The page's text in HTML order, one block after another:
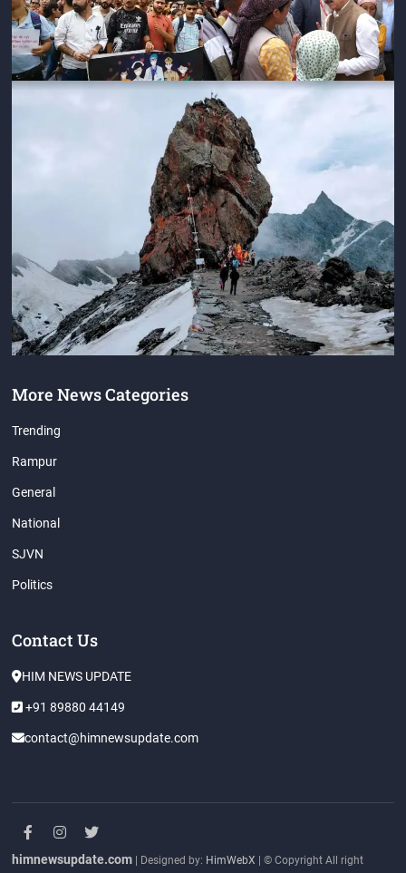
More News Categories
Trending
Rampur
General
National
SJVN
Politics
Contact Us
HIM NEWS UPDATE
+91 89880 44149
contact@himnewsupdate.com
facebook
instagram
twitter
himnewsupdate.com | Designed by: HimWebX | © Copyright All right